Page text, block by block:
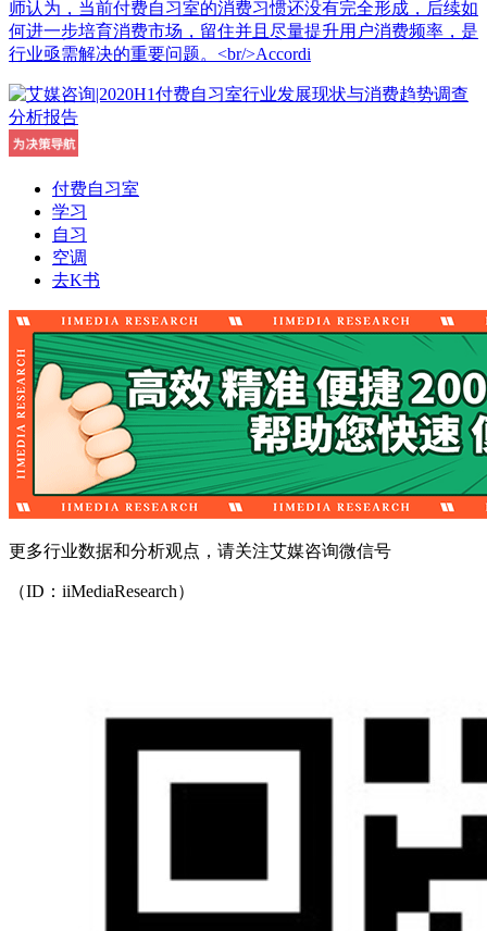
师认为，当前付费自习室的消费习惯还没有完全形成，后续如
何进一步培育消费市场，留住并且尽量提升用户消费频率，是
行业亟需解决的重要问题。<br/>Accordi
付费自习室
学习
自习
空调
去K书
更多行业数据和分析观点，请关注艾媒咨询微信号
（ID：iiMediaResearch）